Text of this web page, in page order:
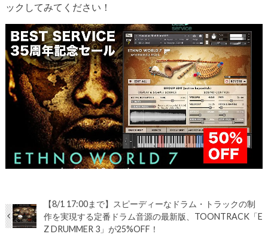
ックしてみてください！
【8/1 17:00まで】スピーディーなドラム・トラックの制
作を実現する定番ドラム音源の最新版、TOONTRACK「E
Z DRUMMER 3」が25%OFF！